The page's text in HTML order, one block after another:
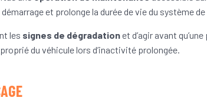
et prolonge la durée de vie du système
les signes de dégradationet d’agir avant
du véhicule lors d’inactivité prolongée.